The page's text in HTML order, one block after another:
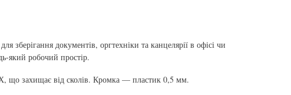
документів, оргтехніки та канцелярії в офісі чи
який робочий простір.
захищає від сколів. Кромка — пластик 0,5 мм.